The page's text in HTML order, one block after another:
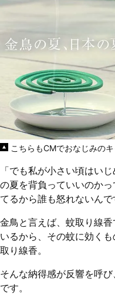
こちらもCMでおなじみの
「でも私が小さい頃はい
の夏を背負っていいのか
てるから誰も怒れないんで
金鳥と言えば、蚊取り線
いるから、その蚊に効く
取り線香。
そんな納得感が反響を呼
です。